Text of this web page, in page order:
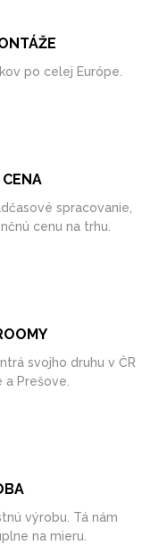
po celej Európe.
spracovanie,
cenu na trhu.
svojho druhu v ČR
a Prešove.
výrobu. Tá nám
na mieru.